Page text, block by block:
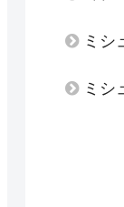
ミシ
ミシ